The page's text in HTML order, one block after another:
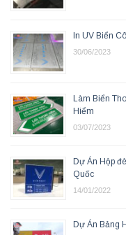
In UV Biển
30/06/2023
Làm Biển
Hiểm
03/07/2023
Dự Án Hộp
Quốc
14/01/2022
Dự Án Bảng